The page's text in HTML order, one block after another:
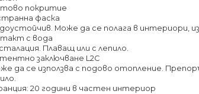
покритие
фаска
Може да се полага в интериори,
с вода
Плаващ или с лепило.
заключване L2C
да се използва с подово отопление.
20 години в частен интериор